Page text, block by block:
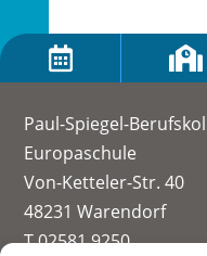
 
Paul-Spiegel-
Europaschule
Von-Ketteler-Str. 40
48231 Warendorf
T 02581 9250